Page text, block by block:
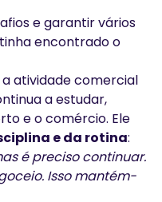
e garantir vários
encontrado o
a atividade comercial
a estudar,
e o comércio. Ele
e da rotina:
é preciso continuar.
Isso mantém-